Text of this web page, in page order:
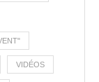
VIDÉOS